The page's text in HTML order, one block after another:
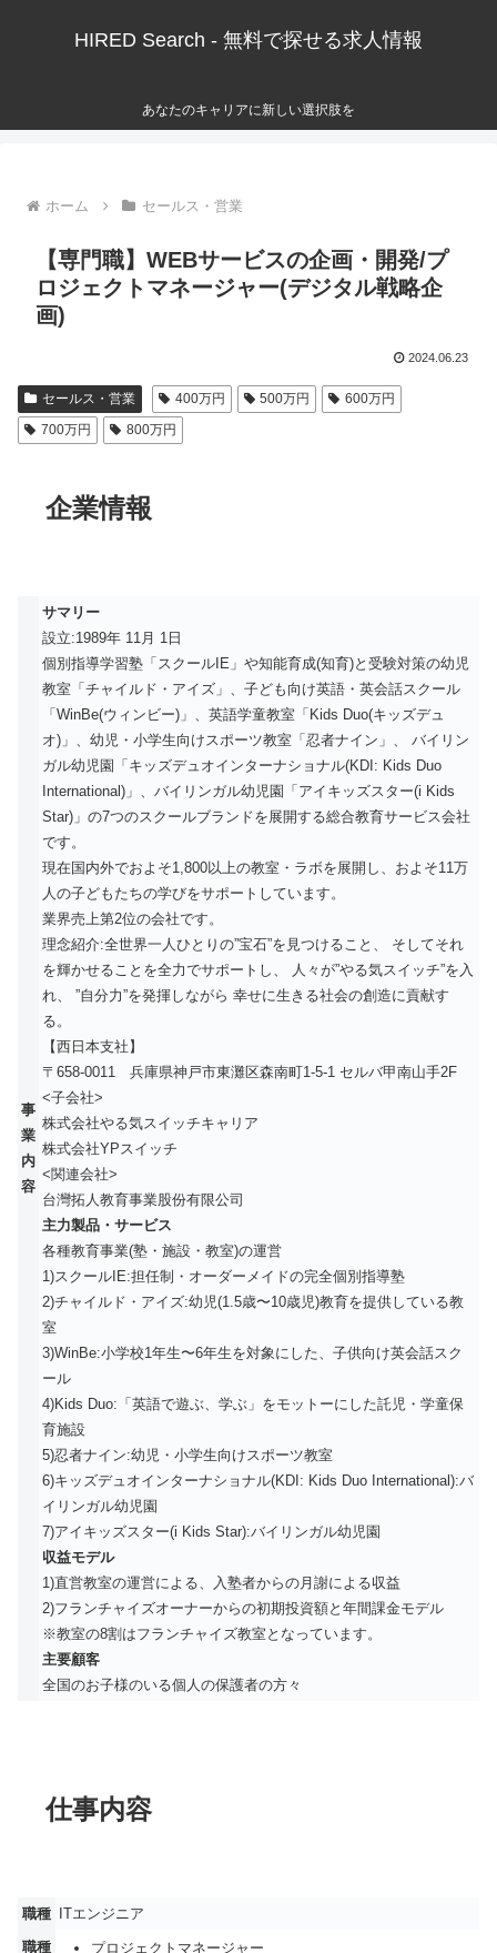
HIRED Search - 無料で探せる求人情報
あなたのキャリアに新しい選択肢を
ホーム セールス・営業
【専門職】WEBサービスの企画・開発/プ
ロジェクトマネージャー(デジタル戦略企
画)
2024.06.23
セールス・営業 400万円 500万円
600万円
700万円
800万円
企業情報
事
業
内
容
サマリー
設立:1989年 11月 1日
個別指導学習塾「スクールIE」や知能育成(知育)と受験対策の幼児
教室「チャイルド・アイズ」、子ども向け英語・英会話スクール
「WinBe(ウィンビー)」、英語学童教室「Kids Duo(キッズデュ
オ)」、幼児・小学生向けスポーツ教室「忍者ナイン」、 バイリン
ガル幼児園「キッズデュオインターナショナル(KDI: Kids Duo
International)」、バイリンガル幼児園「アイキッズスター(i Kids
Star)」の7つのスクールブランドを展開する総合教育サービス会社
です。
現在国内外でおよそ1,800以上の教室・ラボを展開し、およそ11万
人の子どもたちの学びをサポートしています。
業界売上第2位の会社です。
理念紹介:全世界一人ひとりの”宝石”を見つけること、 そしてそれ
を輝かせることを全力でサポートし、 人々が”やる気スイッチ”を入
れ、 ”自分力”を発揮しながら 幸せに生きる社会の創造に貢献す
る。
【西日本支社】
〒658-0011 兵庫県神戸市東灘区森南町1-5-1 セルバ甲南山手2F
<子会社>
株式会社やる気スイッチキャリア
株式会社YPスイッチ
<関連会社>
台灣拓人教育事業股份有限公司
主力製品・サービス
各種教育事業(塾・施設・教室)の運営
1)スクールIE:担任制・オーダーメイドの完全個別指導塾
2)チャイルド・アイズ:幼児(1.5歳〜10歳児)教育を提供している教
室
3)WinBe:小学校1年生〜6年生を対象にした、子供向け英会話スク
ール
4)Kids Duo:「英語で遊ぶ、学ぶ」をモットーにした託児・学童保
育施設
5)忍者ナイン:幼児・小学生向けスポーツ教室
6)キッズデュオインターナショナル(KDI: Kids Duo International):バ
イリンガル幼児園
7)アイキッズスター(i Kids Star):バイリンガル幼児園
収益モデル
1)直営教室の運営による、入塾者からの月謝による収益
2)フランチャイズオーナーからの初期投資額と年間課金モデル
※教室の8割はフランチャイズ教室となっています。
主要顧客
全国のお子様のいる個人の保護者の方々
仕事内容
職種 ITエンジニア
職種
プロジェクトマネージャー